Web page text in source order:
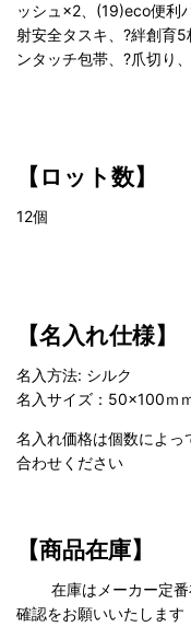
ッシュ×2、(19)eco便利
射安全タスキ、?絆創育
ンタッチ包帯、?爪切り
【ロット数】
12個
【名入れ仕様】
名入方法: シルク
名入サイズ：50×100ｍ
名入れ価格は個数によ
合わせください
【商品在庫】
在庫はメーカー定番
確認をお願いいたします